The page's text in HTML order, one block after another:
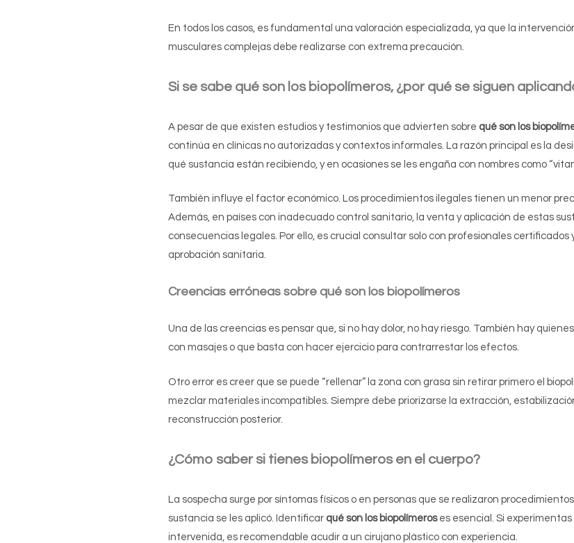
En todos los casos, es fundamental una valoración especializada, ya que la
musculares complejas debe realizarse con extrema precaución.
Si se sabe qué son los biopolímeros, ¿por qué se siguen
A pesar de que existen estudios y testimonios que advierten sobre qué son los
continúa en clínicas no autorizadas y contextos informales. La razón principal es la
qué sustancia están recibiendo, y en ocasiones se les engaña con nombres como
También influye el factor económico. Los procedimientos ilegales tienen un menor
Además, en países con inadecuado control sanitario, la venta y aplicación de estas
consecuencias legales. Por ello, es crucial consultar solo con profesionales
aprobación sanitaria.
Creencias erróneas sobre qué son los biopolímeros
Una de las creencias es pensar que, si no hay dolor, no hay riesgo. También hay
con masajes o que basta con hacer ejercicio para contrarrestar los efectos.
Otro error es creer que se puede “rellenar” la zona con grasa sin retirar primero el
mezclar materiales incompatibles. Siempre debe priorizarse la extracción,
reconstrucción posterior.
¿Cómo saber si tienes biopolímeros en el cuerpo?
La sospecha surge por síntomas físicos o en personas que se realizaron
sustancia se les aplicó. Identificar qué son los biopolímeroses esencial. Si experimentas
intervenida, es recomendable acudir a un cirujano plástico con experiencia.